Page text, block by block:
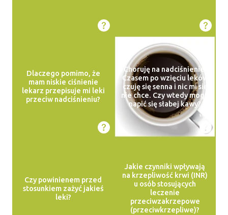
Dlaczego pomimo, że
mam niskie ciśnienie
lekarz przepisuje mi leki
przeciw nadciśnieniu?
Choruję na nadciśnienie.
Czasem po wzięciu leków
czuję się senna i nic mi się
nie chce. Czy wtedy mogę
napić się słabej kawy?
Czy powinienem przed
stosunkiem zażyć jakieś
leki?
Jakie czynniki wpływają
na krzepliwość krwi (INR)
u osób stosujących
leczenie
przeciwzakrzepowe
(przeciwkrzepliwe)?